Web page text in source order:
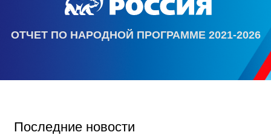
ОТЧЕТ ПО НАРОДНОЙ ПРОГРАММЕ 2021-2026
Последние новости